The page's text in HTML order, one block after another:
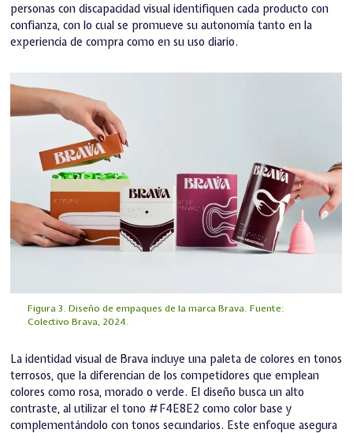
personas con discapacidad visual identifiquen cada producto con
confianza, con lo cual se promueve su autonomía tanto en la
experiencia de compra como en su uso diario.
Figura 3. Diseño de empaques de la marca Brava. Fuente:
Colectivo Brava, 2024.
La identidad visual de Brava incluye una paleta de colores en tonos
terrosos, que la diferencian de los competidores que emplean
colores como rosa, morado o verde. El diseño busca un alto
contraste, al utilizar el tono #F4E8E2 como color base y
complementándolo con tonos secundarios. Este enfoque asegura